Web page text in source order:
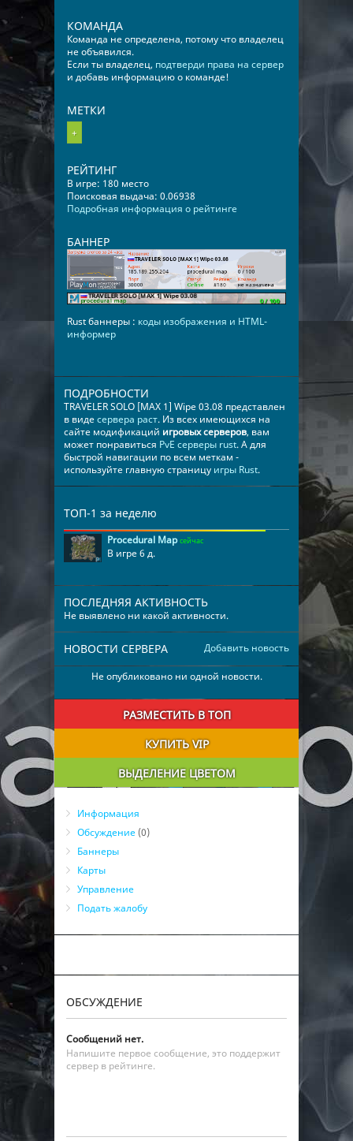
КОМАНДА
Команда не определена, потому что владелец
не объявился.
Если ты владелец, подтверди права на сервер
и добавь информацию о команде!
МЕТКИ
+
РЕЙТИНГ
В игре: 180 место
Поисковая выдача: 0.06938
Подробная информация о рейтинге
БАННЕР
Rust баннеры : коды изображения и HTML-
информер
ПОДРОБНОСТИ
TRAVELER SOLO [MAX 1] Wipe 03.08 представлен
в видесервера раст. Из всех имеющихся на
сайте модификаций игровых серверов, вам
может понравиться PvE серверы rust. А для
быстрой навигации по всем меткам -
используйте главную страницу игры Rust.
ТОП-1 за неделю
Procedural Map сейчас
В игре 6 д.
ПОСЛЕДНЯЯ АКТИВНОСТЬ
Не выявлено ни какой активности.
Добавить новость
НОВОСТИ СЕРВЕРА
Не опубликовано ни одной новости.
РАЗМЕСТИТЬ В ТОП
КУПИТЬ VIP
ВЫДЕЛЕНИЕ ЦВЕТОМ
Информация
Обсуждение (0)
Баннеры
Карты
Управление
Подать жалобу
ОБСУЖДЕНИЕ
Сообщений нет.
Напишите первое сообщение, это поддержит
сервер в рейтинге.